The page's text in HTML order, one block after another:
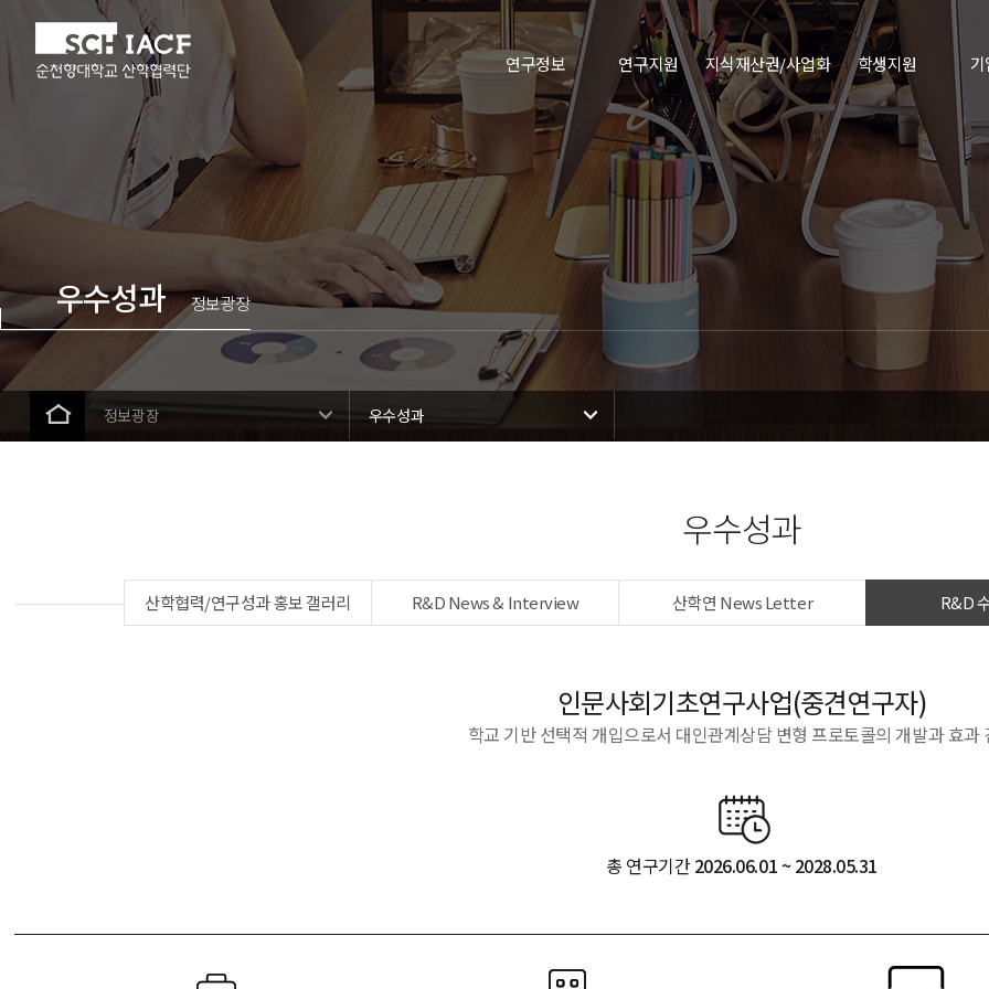
연구정보 연구지원 지식재산권/사업화 학생지원 기
우수성과 정보광장
정보광장 우수성과
우수성과
산학협력/연구성과 홍보 갤러리 R&D News & Interview 산학연 News Letter R&D
인문사회기초연구사업(중견연구자)
학교 기반 선택적 개입으로서 대인관계상담 변형 프로토콜의 개발과 효과
총 연구기간2026.06.01 ~ 2028.05.31